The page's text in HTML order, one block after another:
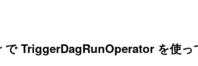
TriggerDagRunOperator を使っ